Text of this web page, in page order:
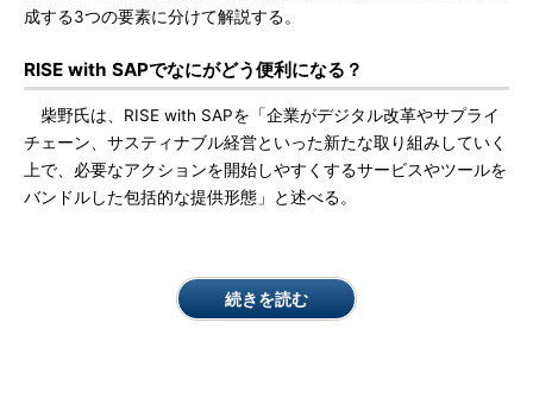
成する3つの要素に分けて解説する。
RISE with SAPでなにがどう便利になる？
柴野氏は、RISE with SAPを「企業がデジタル改革やサプライ
チェーン、サスティナブル経営といった新たな取り組みしていく
上で、必要なアクションを開始しやすくするサービスやツールを
バンドルした包括的な提供形態」と述べる。
続きを読む